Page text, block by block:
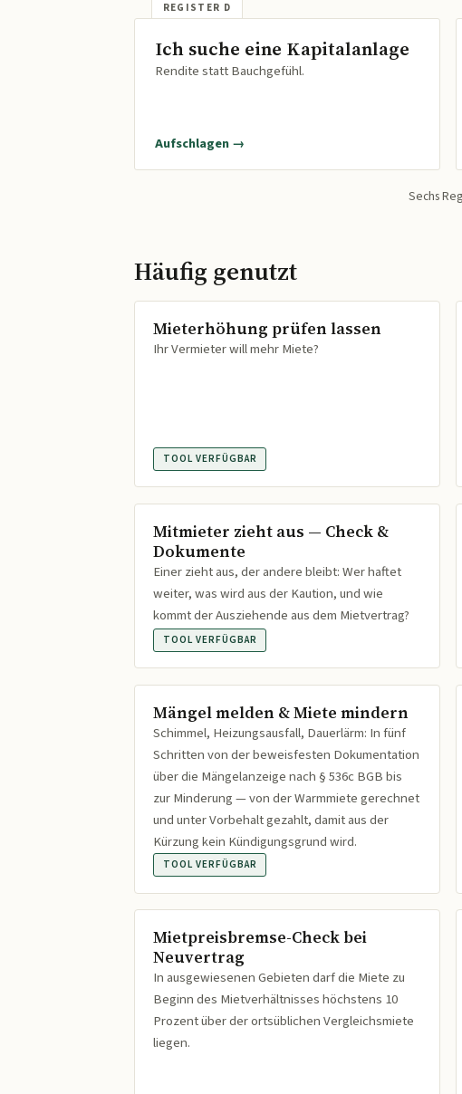
Ich suche eine Kapitalanlage
Rendite statt Bauchgefühl.
Aufschlagen →
Sechs
Häufig genutzt
Mieterhöhung prüfen lassen
Ihr Vermieter will mehr Miete?
TOOL VERFÜGBAR
Mitmieter zieht aus — Check &
Dokumente
Einer zieht aus, der andere bleibt: Wer haftet
weiter, was wird aus der Kaution, und wie
kommt der Ausziehende aus dem Mietvertrag?
TOOL VERFÜGBAR
Mängel melden & Miete mindern
Schimmel, Heizungsausfall, Dauerlärm: In fünf
Schritten von der beweisfesten Dokumentation
über die Mängelanzeige nach § 536c BGB bis
zur Minderung — von der Warmmiete gerechnet
und unter Vorbehalt gezahlt, damit aus der
Kürzung kein Kündigungsgrund wird.
TOOL VERFÜGBAR
Mietpreisbremse-Check bei
Neuvertrag
In ausgewiesenen Gebieten darf die Miete zu
Beginn des Mietverhältnisses höchstens 10
Prozent über der ortsüblichen Vergleichsmiete
liegen.